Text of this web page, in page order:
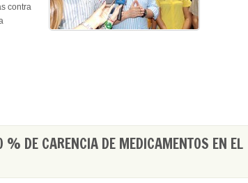
contra
DE CARENCIA DE MEDICAMENTOS EN EL